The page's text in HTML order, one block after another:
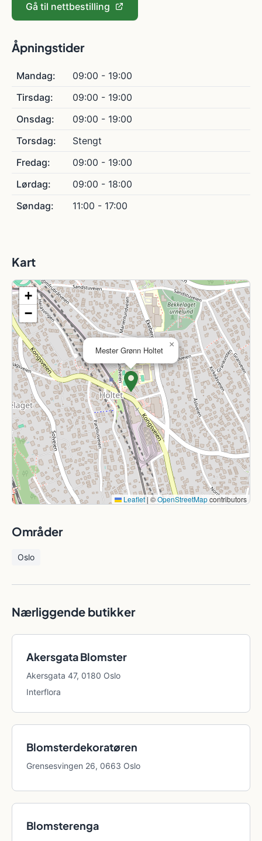
Gå til nettbestilling
Åpningstider
Mandag:
09:00 - 19:00
Tirsdag:
09:00 - 19:00
Onsdag:
09:00 - 19:00
Torsdag:
Stengt
Fredag:
09:00 - 19:00
Lørdag:
09:00 - 18:00
Søndag:
11:00 - 17:00
Kart
Mester Grønn Holtet
×
+
−
Leaflet| ©OpenStreetMapcontributors
Områder
Oslo
Nærliggende butikker
Akersgata Blomster
Akersgata 47, 0180 Oslo
Interflora
Blomsterdekoratøren
Grensesvingen 26, 0663 Oslo
Blomsterenga